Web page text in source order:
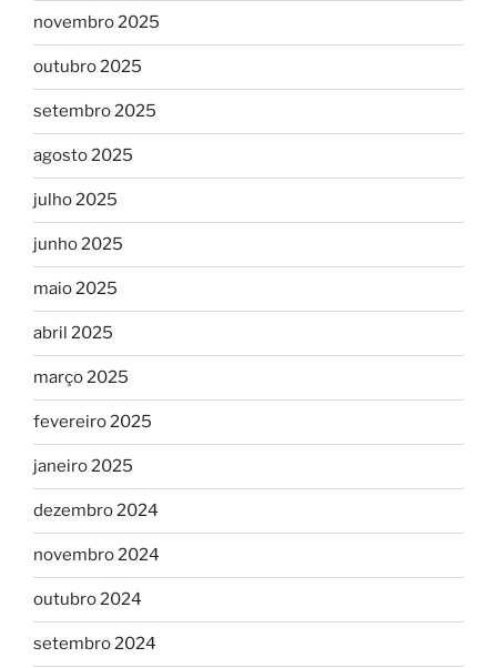
novembro 2025
outubro 2025
setembro 2025
agosto 2025
julho 2025
junho 2025
maio 2025
abril 2025
março 2025
fevereiro 2025
janeiro 2025
dezembro 2024
novembro 2024
outubro 2024
setembro 2024